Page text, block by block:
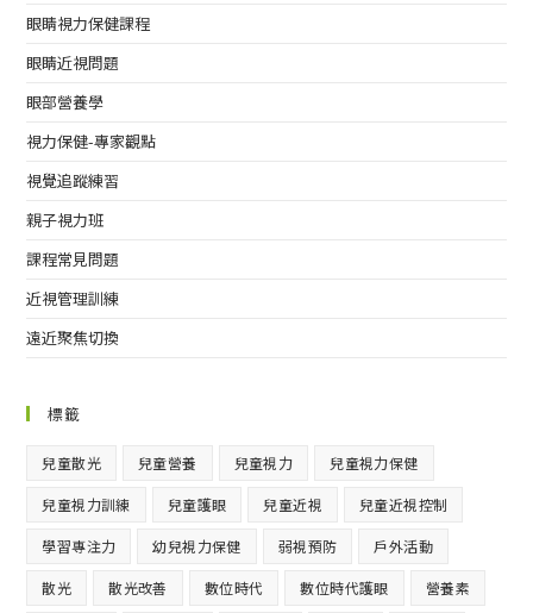
眼睛視力保健課程
眼睛近視問題
眼部營養學
視力保健-專家觀點
視覺追蹤練習
親子視力班
課程常見問題
近視管理訓練
遠近聚焦切換
標籤
兒童散光 兒童營養 兒童視力 兒童視力保健
兒童視力訓練 兒童護眼 兒童近視 兒童近視控制
學習專注力 幼兒視力保健 弱視預防 戶外活動
散光 散光改善 數位時代 數位時代護眼 營養素